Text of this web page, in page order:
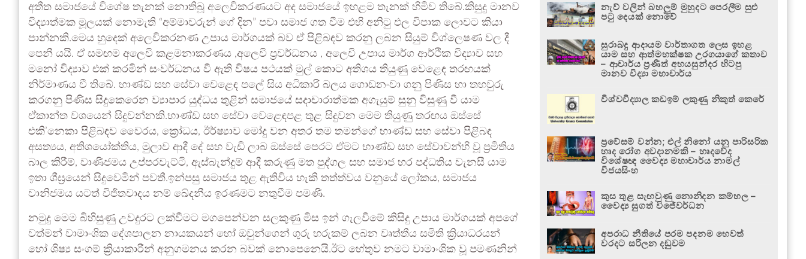
අතීත සමාජයේ විශේෂ තැනක් නොතිබූ අලෙවිකරණයට අද සමාජයේ ඉහළම තැනක් හිමිව තිබේ.කිසුදු මානව
විද්‍යාත්මක මූලයක් නොමැති “අම්මාවරුන් ගේ දින” පවා සමාජ ගත වීම එහි අනිටු ඵල විපාක ලොවට කියා
පාන්නකි.මෙය හුදෙක් අලෙවිකරනණ උපාය මාර්ගයක් බව ඒ පිළිබඳව කරනු ලබන සියුම් විශ්ලෙෂණ වල දී
පෙනී යයි. ඒ සමඟම අලෙවි කළමනාකරණය ,අලෙවි ප්‍රවර්ධනය , අලෙවි උපාය මාර්ග ආර්ථික විද්‍යාව සහ
මනෝ විද්‍යාව එක් කරමින් සංවර්ධනය වී ඇති විෂය පථයක් මුල් කොට අතිශය තියුණු වෙළෙඳ තරඟයක්
නිර්මාණය වී තිබේ. භාණ්ඩ සහ සේවා වෙළෙඳ පලේ සිය අධිකාරි බලය ගොඩනංවා ගනු පිණිස හා තහවුරු
කරගනු පිණිස සිදුකෙරෙන ව්‍යාපාර යුද්ධය තුළින් සමාජයේ සදාචාරාත්මක අගැයුම් සුනු විසුණු වී යාම
ඒකාන්ත වශයෙන් සිදුවන්නකි.භාණ්ඩ සහ සේවා වෙළෙඳපළ තුළ සිදුවන මෙම තියුණු තරඟය ඔස්සේ
එකි’නෙකා පිළිබඳව වෛරය, ක්‍රෝධය, ඊර්ෂ්‍යාව මෝදු වන අතර තම තමන්ගේ භාණ්ඩ සහ සේවා පිළිබඳ
අසත්‍යය, අතිශයෝක්තිය, මුලාව ආදී දේ සහ වැඩි ලාබ ඔස්සේ පෙරට ඒමට භාණ්ඩ සහ සේවාවන්හි වූ ප්‍රමිතිය
බාල කිරීම්, වාණිජමය උප්පරවැට්ටි, ඇස්බැන්දුම් ආදී කරුණු මත පුද්ගල සහ සමාජ හර පද්ධතිය වැනසී යාම
ඉතා ශීඝ්‍රයෙන් සිදුවෙමින් පවතී.ඉන්පසු සමාජය තුළ ඇතිවිය හැකි තත්ත්වය වනුයේ ලෝකය, සමාජය
වානිජමය යටත් විජිතවාදය නම් ඛේදනීය ඉරණමට නතුවීම පමණි.
නමුදු මෙම බිහිසුණු උවදුරට ලක්වීමට මගපෙන්වන සලකුණු මිස ඉන් ගැලවීමේ කිසිදු උපාය මාර්ගයක් අපගේ
වත්මන් වාමාංශික දේශපාලන නායකයන් හෝ ඔවුන්ගෙන් ගුරු හරුකම් ලබන වෘත්තීය සමිති ක්‍රියාධරයන්
හෝ ශිෂ්‍ය සංගම් ක්‍රියාකාරීන් අනුගමනය කරන බවක් නොපෙනෙයි.ඊට හේතුව නමට වාමාංශික වූ පමණනින්
නැව් වලින් බහලුම් මුහුදට පෙරලීම සුළු
පටු දෙයක් නොවේ
සුරාබදු ආදායම වාර්තාගත ලෙස ඉහළ
යාම සහ ආත්මභක්ෂක උරගයාගේ කතාව
– ආචාර්ය ප්‍රණීත් අභයසුන්දර හිටපු
මානව විද්‍යා මහාචාර්ය
විශ්වවිද්‍යාල කඩඉම් ලකුණු නිකුත් කෙරේ
ප්‍රවේසම් වන්න; එල් නිනෝ යනු පාරිසරික
හෘද රෝග අවදානමකි – හෘදවේද
විශේෂඥ වෛද්‍ය මහාචාර්ය නාමල්
විජයසිංහ
කුස තුළ සැඟවුණු නොනිදන කම්හල –
වෛද්‍ය සුගත් විජේවර්ධන
අපරාධ නීතියේ පරම පදනම හෙවත්
වරදට සරිලන දඬුවම